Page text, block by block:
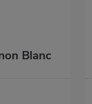
Blanc